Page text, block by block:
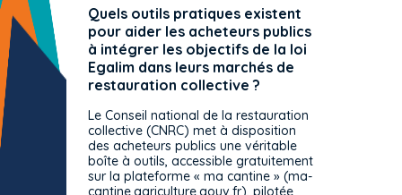
Quels outils pratiques existent
pour aider les acheteurs publics
à intégrer les objectifs de la loi
Egalim dans leurs marchés de
restauration collective ?
Le Conseil national de la restauration
collective (CNRC) met à disposition
des acheteurs publics une véritable
boîte à outils, accessible gratuitement
sur la plateforme « ma cantine » (ma-
cantine.agriculture.gouv.fr), pilotée